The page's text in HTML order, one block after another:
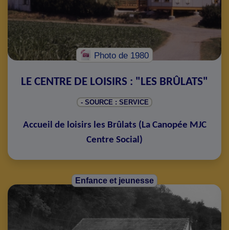
Photo de 1980
LE CENTRE DE LOISIRS : "LES BRÛLATS"
- SOURCE : SERVICE
Accueil de loisirs les Brûlats (La Canopée MJC
Centre Social)
Enfance et jeunesse